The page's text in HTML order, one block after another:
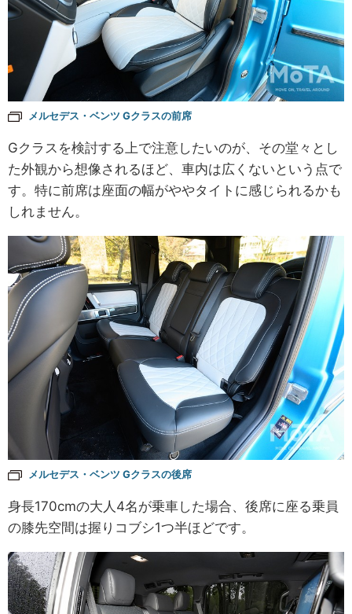
メルセデス・ベンツ Gクラスの前席
Gクラスを検討する上で注意したいのが、その堂々とし
た外観から想像されるほど、車内は広くないという点で
す。特に前席は座面の幅がややタイトに感じられるかも
しれません。
メルセデス・ベンツ Gクラスの後席
身長170cmの大人4名が乗車した場合、後席に座る乗員
の膝先空間は握りコブシ1つ半ほどです。